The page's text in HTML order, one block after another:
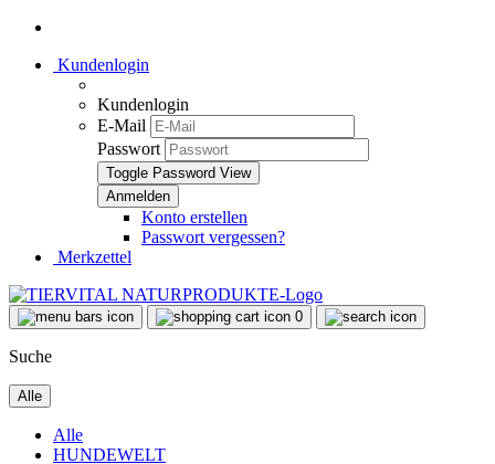
Kundenlogin
Kundenlogin
E-Mail
Passwort
Toggle Password View
Konto erstellen
Passwort vergessen?
Merkzettel
0
Suche
Alle
Alle
HUNDEWELT